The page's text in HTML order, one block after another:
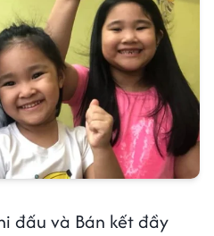
đấu và Bán kết đầy